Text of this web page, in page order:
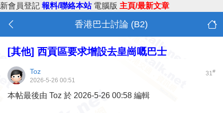
新會員登記 報料/聯絡本站 電腦版 主頁/最新文章
香港巴士討論 (B2)
[其他] 西貢區要求增設去皇崗嘅巴士
31#
Toz
2026-5-26 00:51
本帖最後由 Toz 於 2026-5-26 00:58 編輯